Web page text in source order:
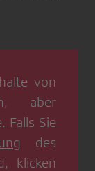
von
aber
Falls Sie
des
klicken